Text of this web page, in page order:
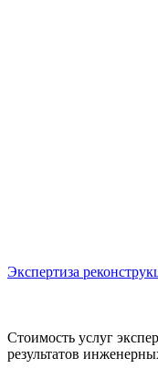
Экспертиза
Стоимость услуг
результатов